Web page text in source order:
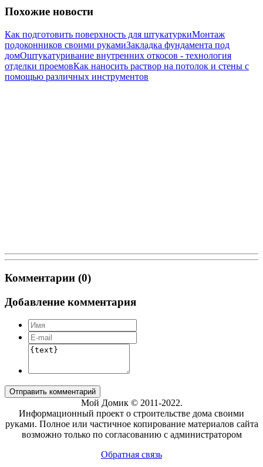
Похожие новости
Как подготовить поверхность для штукатуркиМонтаж
подоконников своими рукамиЗакладка фундамента под
домОштукатуривание внутренних откосов - технология
отделки проемовКак наносить раствор на потолок и стены с
помощью различных инструментов
Комментарии (0)
Добавление комментария
Отправить комментарий
Мой Домик © 2011-2022.
Информационный проект о строительстве дома своими
руками. Полное или частичное копирование материалов сайта
возможно только по согласованию с администратором
Обратная связь